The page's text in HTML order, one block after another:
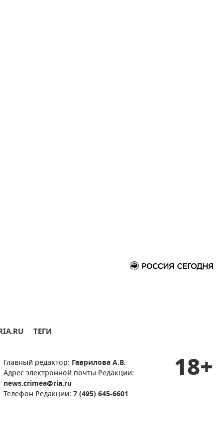
ТЕГИ
Главный редактор: Гаврилова А.В.
Адрес электронной почты Редакции:
news.crimea@ria.ru
Телефон Редакции: 7 (495) 645-6601
18+